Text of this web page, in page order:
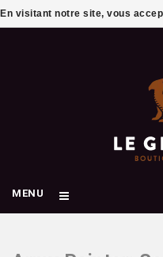
MENU
En visitant notre site, vous